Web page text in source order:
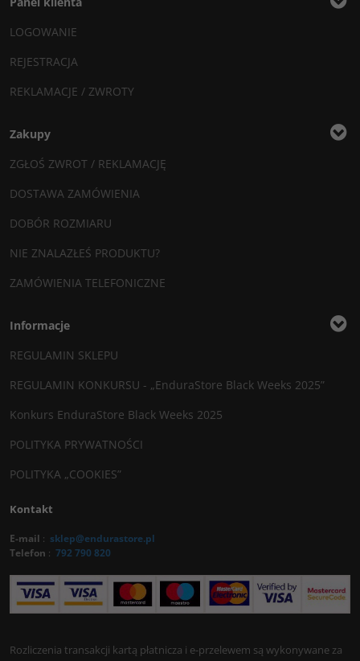
LOGOWANIE
REJESTRACJA
REKLAMACJE / ZWROTY
Zakupy
ZGŁOŚ ZWROT / REKLAMACJĘ
DOSTAWA ZAMÓWIENIA
DOBÓR ROZMIARU
NIE ZNALAZŁEŚ PRODUKTU?
ZAMÓWIENIA TELEFONICZNE
Informacje
REGULAMIN SKLEPU
REGULAMIN KONKURSU - „EnduraStore Black Weeks 2025”
Konkurs EnduraStore Black Weeks 2025
POLITYKA PRYWATNOŚCI
POLITYKA „COOKIES”
Kontakt
E-mail : sklep@endurastore.pl
Telefon : 792 790 820
Rozliczenia transakcji kartą płatnicza i e-przelewem są wykonywane za